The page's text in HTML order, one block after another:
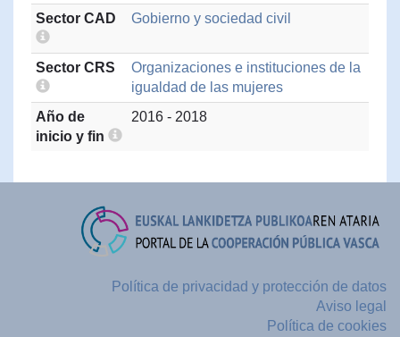
Sector CAD
Gobierno y sociedad civil
Sector CRS
Organizaciones e instituciones de la
igualdad de las mujeres
Año de
inicio y fin
2016 - 2018
Política de privacidad y protección de datos
Aviso legal
Política de cookies